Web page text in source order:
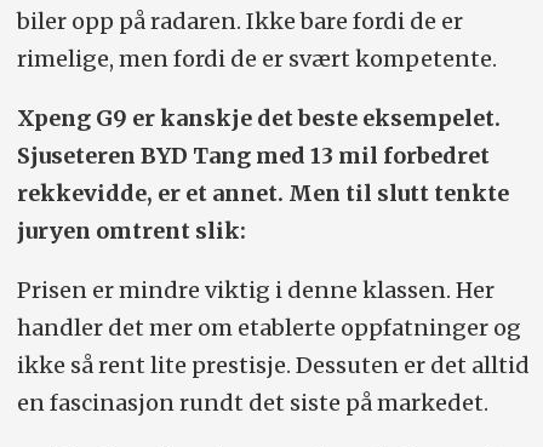
biler opp på radaren. Ikke bare fordi de er
rimelige, men fordi de er svært kompetente.
Xpeng G9 er kanskje det beste eksempelet.
Sjuseteren BYD Tang med 13 mil forbedret
rekkevidde, er et annet. Men til slutt tenkte
juryen omtrent slik:
Prisen er mindre viktig i denne klassen. Her
handler det mer om etablerte oppfatninger og
ikke så rent lite prestisje. Dessuten er det alltid
en fascinasjon rundt det siste på markedet.